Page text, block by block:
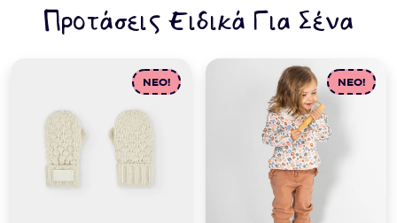
Προτάσεις Ειδικά Για Σένα
NEO! NEO!